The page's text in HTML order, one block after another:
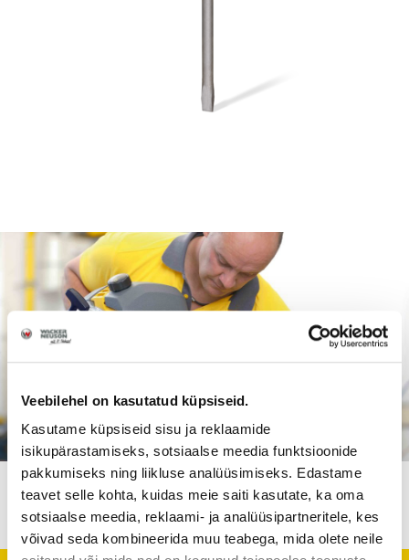
Veebilehel on kasutatud küpsiseid.
Kasutame küpsiseid sisu ja reklaamide
isikupärastamiseks, sotsiaalse meedia funktsioonide
pakkumiseks ning liikluse analüüsimiseks. Edastame
teavet selle kohta, kuidas meie saiti kasutate, ka oma
sotsiaalse meedia, reklaami- ja analüüsipartneritele, kes
võivad seda kombineerida muu teabega, mida olete neile